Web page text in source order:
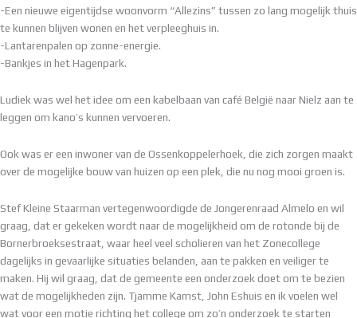
-Een nieuwe eigentijdse woonvorm “Allezins” tussen zo lang mogelijk thuis
te kunnen blijven wonen en het verpleeghuis in.
-Lantarenpalen op zonne-energie.
-Bankjes in het Hagenpark.
Ludiek was wel het idee om een kabelbaan van café België naar Nielz aan te
leggen om kano’s kunnen vervoeren.
Ook was er een inwoner van de Ossenkoppelerhoek, die zich zorgen maakt
over de mogelijke bouw van huizen op een plek, die nu nog mooi groen is.
Stef Kleine Staarman vertegenwoordigde de Jongerenraad Almelo en wil
graag, dat er gekeken wordt naar de mogelijkheid om de rotonde bij de
Bornerbroeksestraat, waar heel veel scholieren van het Zonecollege
dagelijks in gevaarlijke situaties belanden, aan te pakken en veiliger te
maken. Hij wil graag, dat de gemeente een onderzoek doet om te bezien
wat de mogelijkheden zijn. Tjamme Kamst, John Eshuis en ik voelen wel
wat voor een motie richting het college om zo’n onderzoek te starten